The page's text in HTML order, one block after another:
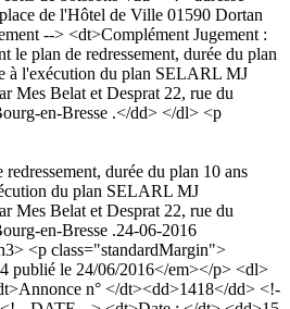
de l'Hôtel de Ville 01590 Dortan
--> <dt>Complément Jugement :
le plan de redressement, durée du plan
à l'exécution du plan SELARL MJ
Mes Belat et Desprat 22, rue du
en-Bresse .</dd> </dl> <p
durée du plan 10 ans
du plan SELARL MJ
Mes Belat et Desprat 22, rue du
en-Bresse .24-06-2016
<p class="standardMargin">
publié le 24/06/2016</em></p> <dl>
n° </dt><dd>1418</dd> <!-